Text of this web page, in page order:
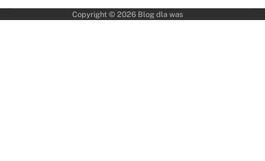
Copyright © 2026 Blog dla was